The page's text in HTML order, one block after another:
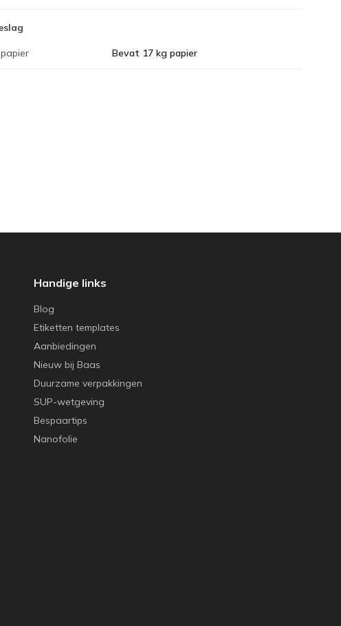
Bevat 17 kg papier
Handige links
Blog
Etiketten templates
Aanbiedingen
Nieuw bij Baas
Duurzame verpakkingen
SUP-wetgeving
Bespaartips
Nanofolie